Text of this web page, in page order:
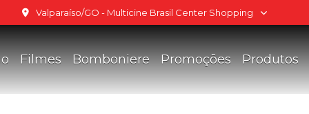
Valparaíso/GO - Multicine Brasil Center Shopping
Filmes Bomboniere Promoções Produtos